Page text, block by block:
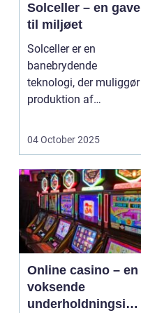
Solceller – en gave
til miljøet
Solceller er en
banebrydende
teknologi, der muliggør
produktion af
udnytt...
04 October 2025
Online casino – en
voksende
underholdningsind